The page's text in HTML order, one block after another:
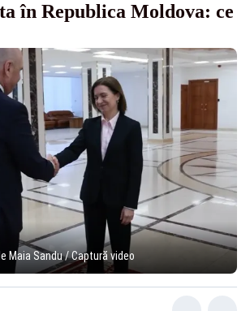
în Republica Moldova: ce
Maia Sandu / Captură video